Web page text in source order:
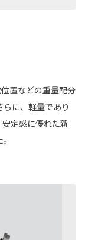
置などの重量配分
に、軽量であり
定感に優れた新